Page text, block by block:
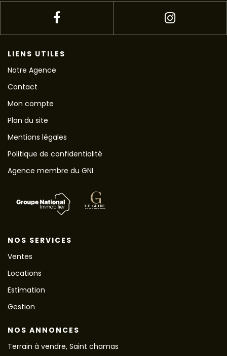
LIENS UTILES
Notre Agence
Contact
Mon compte
Plan du site
Mentions légales
Politique de confidentialité
Agence membre du GNI
NOS SERVICES
Ventes
Locations
Estimation
Gestion
NOS ANNONCES
Terrain à vendre, Saint chamas